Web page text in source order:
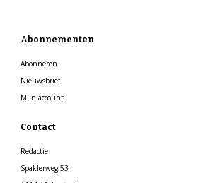
Abonnementen
Abonneren
Nieuwsbrief
Mijn account
Contact
Redactie
Spaklerweg 53